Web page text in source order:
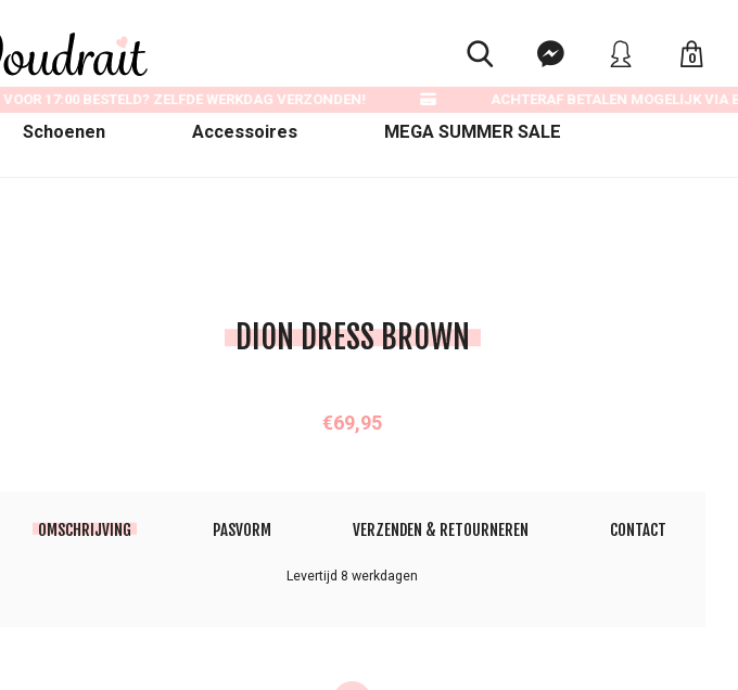
0
Schoenen Accessoires MEGA SUMMER SALE
VOOR 17:00 BESTELD? ZELFDE WERKDAG VERZONDEN! ACHTERAF BETALEN MOGELIJK VIA
DION DRESS BROWN
€69,95
OMSCHRIJVING PASVORM VERZENDEN & RETOURNEREN CONTACT
Levertijd 8 werkdagen